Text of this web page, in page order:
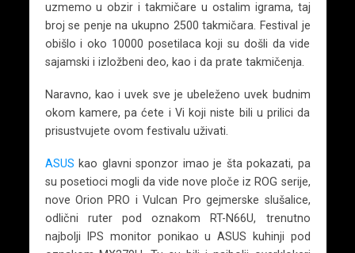
uzmemo u obzir i takmičare u ostalim igrama, taj
broj se penje na ukupno 2500 takmičara. Festival je
obišlo i oko 10000 posetilaca koji su došli da vide
sajamski i izložbeni deo, kao i da prate takmičenja.
Naravno, kao i uvek sve je ubeleženo uvek budnim
okom kamere, pa ćete i Vi koji niste bili u prilici da
prisustvujete ovom festivalu uživati.
ASUS kao glavni sponzor imao je šta pokazati, pa
su posetioci mogli da vide nove ploče iz ROG serije,
nove Orion PRO i Vulcan Pro gejmerske slušalice,
odlični ruter pod oznakom RT-N66U, trenutno
najbolji IPS monitor ponikao u ASUS kuhinji pod